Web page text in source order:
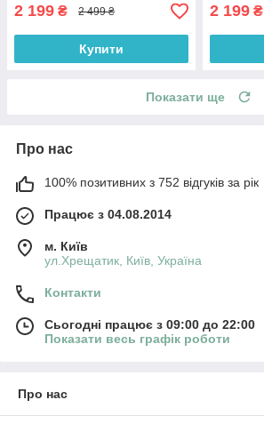
2 199 ₴ 2 499 ₴
Купити
2 199 ₴
Показати ще
Про нас
100% позитивних з 752 відгуків за рік
Працює з 04.08.2014
м. Київ
ул.Хрещатик, Київ, Україна
Контакти
Сьогодні працює з 09:00 до 22:00
Показати весь графік роботи
Про нас